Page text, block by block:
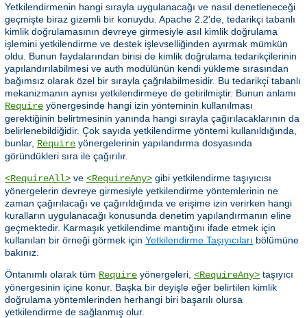
Yetkilendirmenin hangi sırayla uygulanacağı ve nasıl denetleneceği
geçmişte biraz gizemli bir konuydu. Apache 2.2'de, tedarikçi tabanlı
kimlik doğrulamasının devreye girmesiyle asıl kimlik doğrulama
işlemini yetkilendirme ve destek işlevselliğinden ayırmak mümkün
oldu. Bunun faydalarından birisi de kimlik doğrulama tedarikçilerinin
yapılandırılabilmesi ve auth modülünün kendi yükleme sırasından
bağımsız olarak özel bir sırayla çağrılabilmesidir. Bu tedarikçi tabanlı
mekanizmanın aynısı yetkilendirmeye de getirilmiştir. Bunun anlamı
Require yönergesinde hangi izin yönteminin kullanılması
gerektiğinin belirtmesinin yanında hangi sırayla çağırılacaklarının da
belirlenebildiğidir. Çok sayıda yetkilendirme yöntemi kullanıldığında,
bunlar, Require yönergelerinin yapılandırma dosyasında
göründükleri sıra ile çağırılır.
<RequireAll> ve <RequireAny> gibi yetkilendirme taşıyıcısı
yönergelerin devreye girmesiyle yetkilendirme yöntemlerinin ne
zaman çağırılacağı ve çağırıldığında ve erişime izin verirken hangi
kuralların uygulanacağı konusunda denetim yapılandırmanın eline
geçmektedir. Karmaşık yetkilendime mantığını ifade etmek için
kullanılan bir örneği görmek için Yetkilendirme Taşıyıcıları bölümüne
bakınız.
Öntanımlı olarak tüm Require yönergeleri, <RequireAny> taşıyıcı
yönergesinin içine konur. Başka bir deyişle eğer belirtilen kimlik
doğrulama yöntemlerinden herhangi biri başarılı olursa
yetkilendirme de sağlanmış olur.